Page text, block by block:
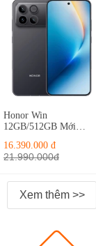
Honor Win
12GB/512GB Mới
16.390.000 đ
21.990.000đ
Xem thêm >>